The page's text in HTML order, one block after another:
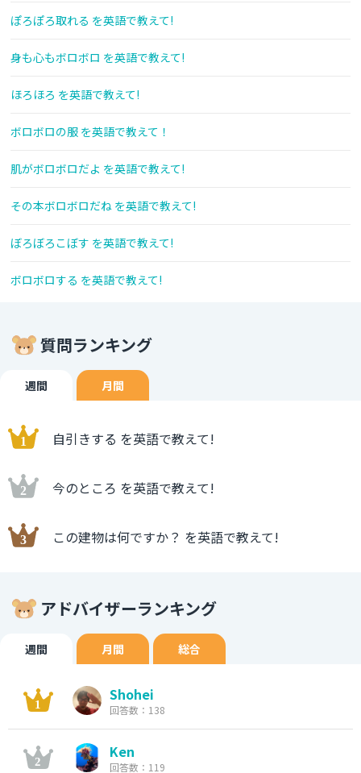
ぽろぽろ取れる を英語で教えて!
身も心もボロボロ を英語で教えて!
ほろほろ を英語で教えて!
ボロボロの服 を英語で教えて！
肌がボロボロだよ を英語で教えて!
その本ボロボロだね を英語で教えて!
ぼろぼろこぼす を英語で教えて!
ボロボロする を英語で教えて!
質問ランキング
週間 月間
自引きする を英語で教えて!
今のところ を英語で教えて!
この建物は何ですか？ を英語で教えて!
アドバイザーランキング
週間 月間 総合
Shohei
回答数：138
Ken
回答数：119